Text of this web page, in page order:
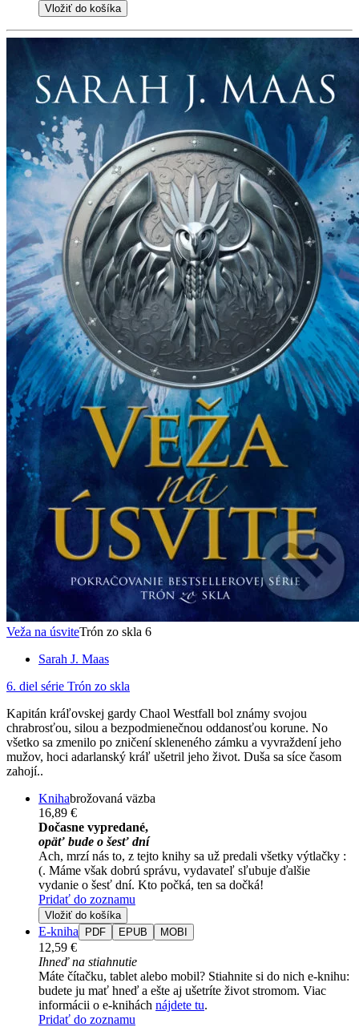
Vložiť do košíka
Veža na úsviteTrón zo skla 6
Sarah J. Maas
6. diel série Trón zo skla
Kapitán kráľovskej gardy Chaol Westfall bol známy svojou
chrabrosťou, silou a bezpodmienečnou oddanosťou korune. No
všetko sa zmenilo po zničení skleneného zámku a vyvraždení jeho
mužov, hoci adarlanský kráľ ušetril jeho život. Duša sa síce časom
zahojí..
Knihabrožovaná väzba
16,89 €
Dočasne vypredané,
opäť bude o šesť dní
Ach, mrzí nás to, z tejto knihy sa už predali všetky výtlačky :
(. Máme však dobrú správu, vydavateľ sľubuje ďalšie
vydanie o šesť dní. Kto počká, ten sa dočká!
Pridať do zoznamu
Vložiť do košíka
E-kniha PDF EPUB MOBI
12,59 €
Ihneď na stiahnutie
Máte čítačku, tablet alebo mobil? Stiahnite si do nich e-knihu:
budete ju mať hneď a ešte aj ušetríte život stromom. Viac
informácii o e-knihách nájdete tu.
Pridať do zoznamu